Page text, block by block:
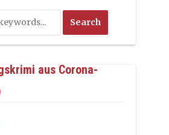
aus Corona-